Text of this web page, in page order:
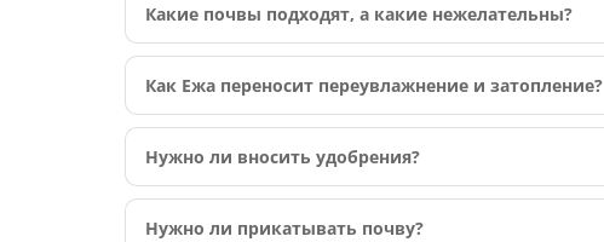
Какие почвы подходят, а какие нежелательны?
Как Ежа переносит переувлажнение и затопление?
Нужно ли вносить удобрения?
Нужно ли прикатывать почву?